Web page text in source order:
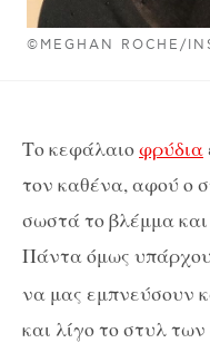
©MEGHAN ROCHE/
Το κεφάλαιοφρύδια
τον καθένα, αφού ο
σωστά το βλέμμα
Πάντα όμως
να μας εμπνεύσουν
και λίγο το στυλ